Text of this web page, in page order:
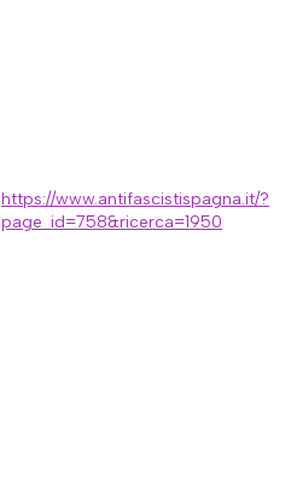
https://www.antifascistispagna.it/?
page_id=758&ricerca=1950